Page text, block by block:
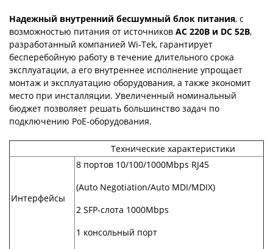
Надежный внутренний бесшумный блок питания, с
возможностью питания от источников AC 220В и DC 52В,
разработанный компанией Wi-Tek, гарантирует
бесперебойную работу в течение длительного срока
эксплуатации, а его внутреннее исполнение упрощает
монтаж и эксплуатацию оборудования, а также экономит
место при инсталляции. Увеличенный номинальный
бюджет позволяет решать большинство задач по
подключению PoE-оборудования.
Технические характеристики
Интерфейсы
8 портов 10/100/1000Mbps RJ45
(Auto Negotiation/Auto MDI/MDIX)
2 SFP-слота 1000Mbps
1 консольный порт